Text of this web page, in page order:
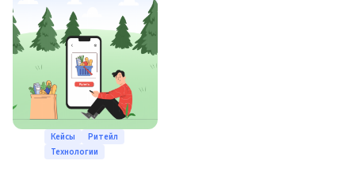
Кейсы
Ритейл
Технологии